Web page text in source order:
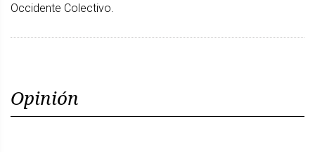
Occidente Colectivo.
Opinión